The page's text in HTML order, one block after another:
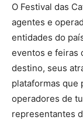
O Festival das
agentes e
entidades do
eventos e feiras
destino, seus
plataformas que
operadores de
representantes